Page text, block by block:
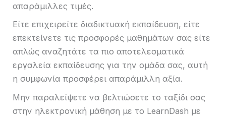
απαράμιλλες τιμές.
Είτε επιχειρείτε διαδικτυακή εκπαίδευση, είτε
επεκτείνετε τις προσφορές μαθημάτων σας είτε
απλώς αναζητάτε τα πιο αποτελεσματικά
εργαλεία εκπαίδευσης για την ομάδα σας, αυτή
η συμφωνία προσφέρει απαράμιλλη αξία.
Μην παραλείψετε να βελτιώσετε το ταξίδι σας
στην ηλεκτρονική μάθηση με το LearnDash με